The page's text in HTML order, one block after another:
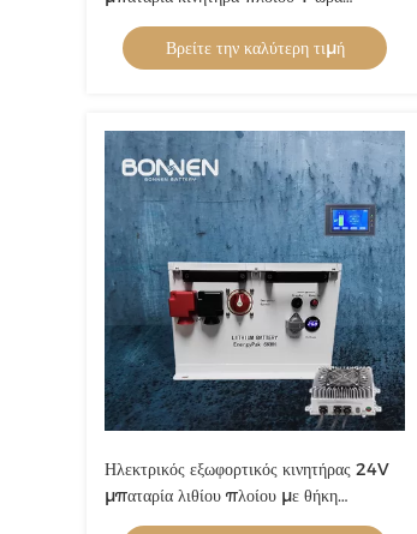
φόρτισης
Βρείτε την καλύτερη τιμή
Ηλεκτρικός εξωφορτικός κινητήρας 24V
μπαταρία λιθίου πλοίου με θήκη
μπαταρίας AL και κύτταρο LiFePo4